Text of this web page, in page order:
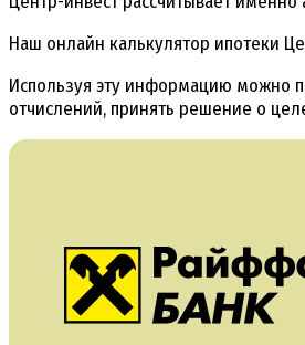
Наш онлайн калькулятор ипотеки
Используя эту информацию можно
отчислений, принять решение о